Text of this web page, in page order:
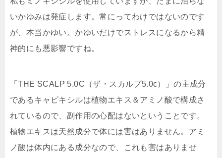
いかゆみは発症します。常にってわけではないのです
が、本当かゆい。かゆいだけでストレスになるから精
神的にも悪影響ですね。
「THE SCALP 5.0C（ザ・スカルプ5.0c）」の主成分
であるキャピキシルは植物エキス＆アミノ酸で構成さ
れているので、副作用の心配はないということです。
植物エキスは天然成分で体には害はありません。アミ
ノ酸は体内にある成分なので、これも害はありませ